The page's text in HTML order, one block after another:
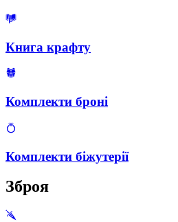
Книга крафту
Комплекти броні
Комплекти біжутерії
Зброя